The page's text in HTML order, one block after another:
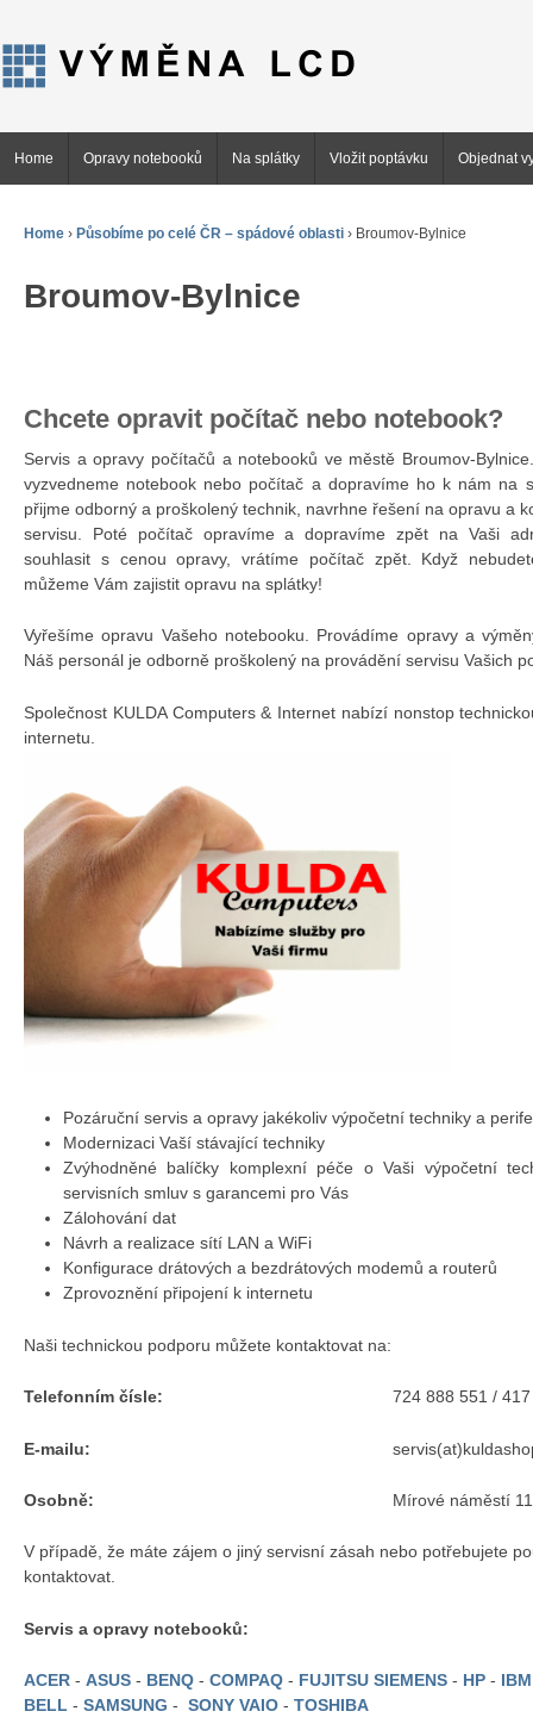
Home Opravy notebooků Na splátky Vložit poptávku Objednat
Home › Působíme po celé ČR – spádové oblasti › Broumov-Bylnice
Broumov-Bylnice
Chcete opravit počítač nebo notebook?
Servis a opravy počítačů a notebooků ve městě Broumov-
vyzvedneme notebook nebo počítač a dopravíme ho k nám na
přijme odborný a proškolený technik, navrhne řešení na opravu a
servisu. Poté počítač opravíme a dopravíme zpět na Vaši
souhlasit s cenou opravy, vrátíme počítač zpět. Když
můžeme Vám zajistit opravu na splátky!
Vyřešíme opravu Vašeho notebooku. Provádíme opravy a
Náš personál je odborně proškolený na provádění servisu Vašich
Společnost KULDA Computers & Internet nabízí nonstop
internetu.
Pozáruční servis a opravy jakékoliv výpočetní techniky a
Modernizaci Vaší stávající techniky
Zvýhodněné balíčky komplexní péče o Vaši výpočetní
servisních smluv s garancemi pro Vás
Zálohování dat
Návrh a realizace sítí LAN a WiFi
Konfigurace drátových a bezdrátových modemů a routerů
Zprovoznění připojení k internetu
Naši technickou podporu můžete kontaktovat na:
Telefonním čísle:
E-mailu:
Osobně:
724 888 551 /
Mírové náměstí
V případě, že máte zájem o jiný servisní zásah nebo potřebujete
kontaktovat.
Servis a opravy notebooků:
ACER - ASUS - BENQ - COMPAQ - FUJITSU SIEMENS - HP -
BELL - SAMSUNG - SONY VAIO - TOSHIBA